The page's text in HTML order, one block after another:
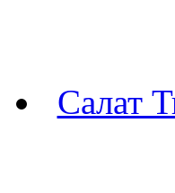
Салат